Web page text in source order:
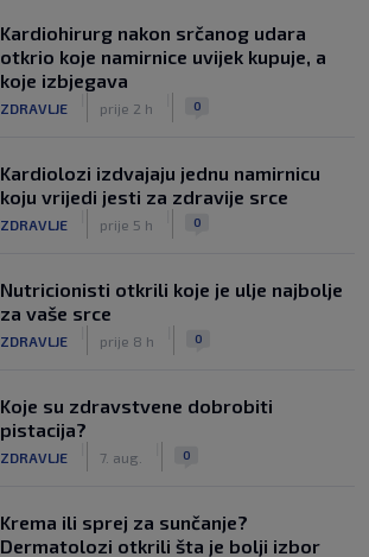
Kardiohirurg nakon srčanog udara
otkrio koje namirnice uvijek kupuje, a
koje izbjegava
ZDRAVLJE prije 2 h 0
Kardiolozi izdvajaju jednu namirnicu
koju vrijedi jesti za zdravije srce
ZDRAVLJE prije 5 h 0
Nutricionisti otkrili koje je ulje najbolje
za vaše srce
ZDRAVLJE prije 8 h 0
Koje su zdravstvene dobrobiti
pistacija?
ZDRAVLJE 7. aug. 0
Krema ili sprej za sunčanje?
Dermatolozi otkrili šta je bolji izbor